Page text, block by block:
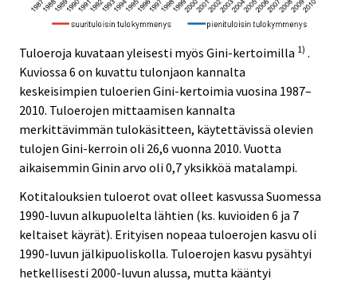
Tuloeroja kuvataan yleisesti myös Gini-kertoimilla 1) .
Kuviossa 6 on kuvattu tulonjaon kannalta
keskeisimpien tuloerien Gini-kertoimia vuosina 1987–
2010. Tuloerojen mittaamisen kannalta
merkittävimmän tulokäsitteen, käytettävissä olevien
tulojen Gini-kerroin oli 26,6 vuonna 2010. Vuotta
aikaisemmin Ginin arvo oli 0,7 yksikköä matalampi.
Kotitalouksien tuloerot ovat olleet kasvussa Suomessa
1990-luvun alkupuolelta lähtien (ks. kuvioiden 6 ja 7
keltaiset käyrät). Erityisen nopeaa tuloerojen kasvu oli
1990-luvun jälkipuoliskolla. Tuloerojen kasvu pysähtyi
hetkellisesti 2000-luvun alussa, mutta kääntyi